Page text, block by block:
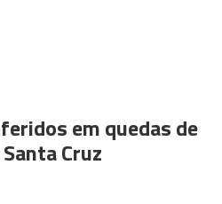
em quedas de
Cruz